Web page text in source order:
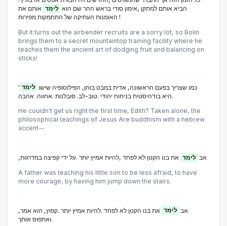
הביא אותם למתקן ,אימון סודי בראש ההר שם הוא לימד אותם את
האומנות העתיקה של התחמקות מפירות !
But it turns out the airbender recruits are a sorry lot, so Bolin
brings them to a secret mountaintop training facility where he
teaches them the ancient art of dodging fruit and balancing on
sticks!
'כמו שצריך בפעם הראשונה, אדית במבט בוחן, הפילוסופיה שישו לימד
.היא בודהיסטית בניחוח יהודי .טוב-לב. סובלנות .אחווה. אהבה
He couldn't get us right the first time, Edith? Taken alone, the
philosophical teachings of Jesus Are buddhism with a hebrew
accent--
,אב לימד את בנו הקטן לא לפחד ,להיות אמיץ יותר .על ידי קפיצה במדרגות
A father was teaching his little son to be less afraid, to have
more courage, by having him jump down the stairs.
,אב לימד את בנו הקטן לא לפחד .להיות אמיץ יותר .קפוץ, הוא אמר
.ואתפוס אותך